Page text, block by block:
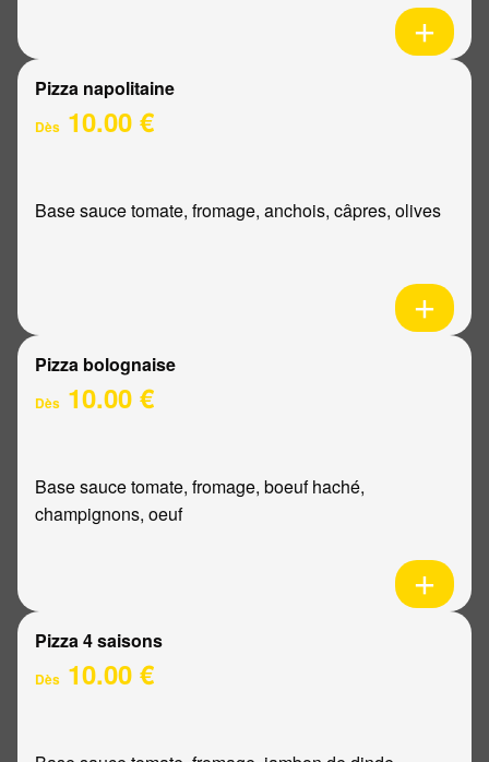
Pizza napolitaine
Dès 10.00 €
Base sauce tomate, fromage, anchois, câpres, olives
Pizza bolognaise
Dès 10.00 €
Base sauce tomate, fromage, boeuf haché,
champignons, oeuf
Pizza 4 saisons
Dès 10.00 €